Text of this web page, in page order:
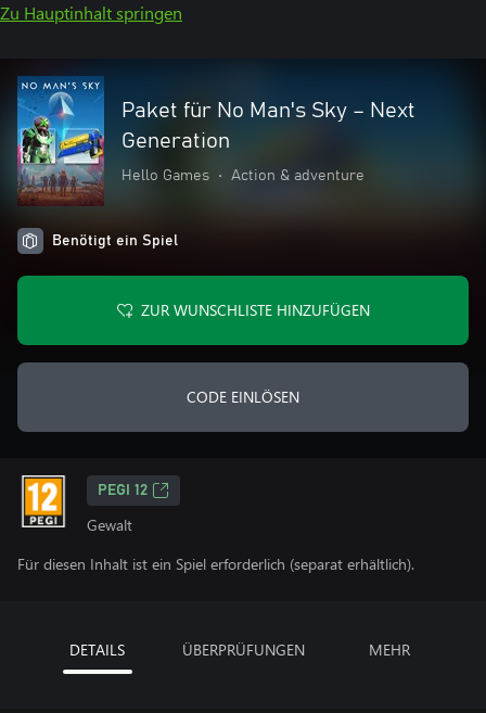
Zu Hauptinhalt springen
Paket für No Man's Sky – Next
Generation
Hello Games • Action & adventure
Benötigt ein Spiel
ZUR WUNSCHLISTE HINZUFÜGEN
CODE EINLÖSEN
PEGI 12
Gewalt
Für diesen Inhalt ist ein Spiel erforderlich (separat erhältlich).
DETAILS ÜBERPRÜFUNGEN MEHR